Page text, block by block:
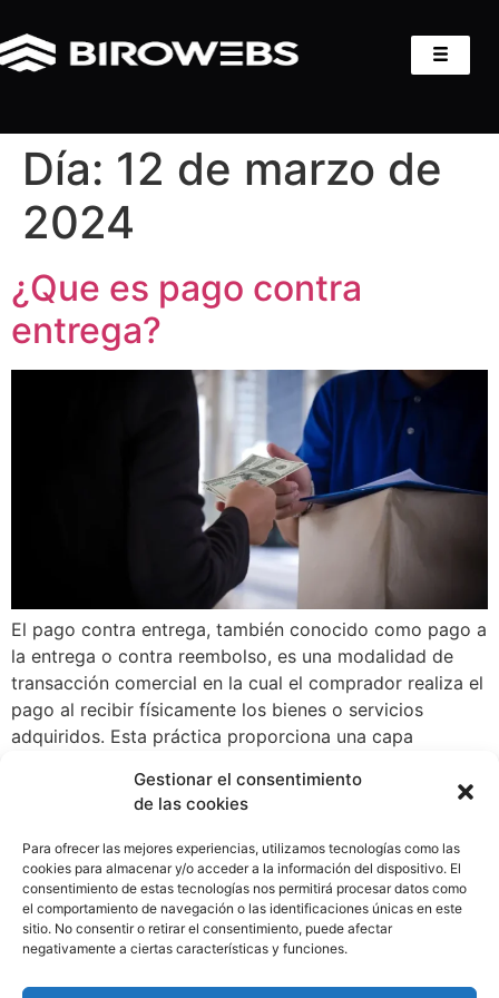
Gestionar el consentimiento
de las cookies
Para ofrecer las mejores experiencias, utilizamos tecnologías como las
cookies para almacenar y/o acceder a la información del dispositivo. El
consentimiento de estas tecnologías nos permitirá procesar datos como
el comportamiento de navegación o las identificaciones únicas en este
sitio. No consentir o retirar el consentimiento, puede afectar
negativamente a ciertas características y funciones.
Día: 12 de marzo de
2024
¿Que es pago contra
entrega?
El pago contra entrega, también conocido como pago a
la entrega o contra reembolso, es una modalidad de
transacción comercial en la cual el comprador realiza el
pago al recibir físicamente los bienes o servicios
adquiridos. Esta práctica proporciona una capa
comprador como para el vendedor, y […]